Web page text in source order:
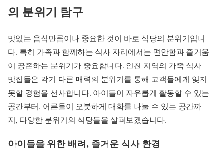
의 분위기 탐구
맛있는 음식만큼이나 중요한 것이 바로 식당의 분위기입니
다. 특히 가족과 함께하는 식사 자리에서는 편안함과 즐거움
이 공존하는 분위기가 중요합니다. 인천 지역의 가족 식사
맛집들은 각기 다른 매력의 분위기를 통해 고객들에게 잊지
못할 경험을 선사합니다. 아이들이 자유롭게 활동할 수 있는
공간부터, 어른들이 오붓하게 대화를 나눌 수 있는 공간까
지, 다양한 분위기의 식당들을 살펴보겠습니다.
아이들을 위한 배려, 즐거운 식사 환경